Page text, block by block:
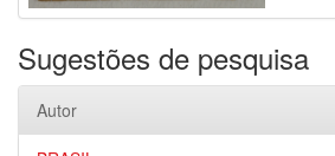
Sugestões de pesquisa
Autor